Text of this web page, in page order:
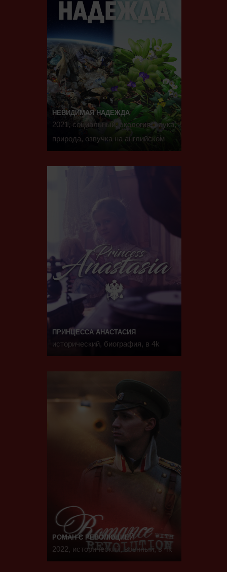
НЕВИДИМАЯ НАДЕЖДА
2021, социальный, экология, наука,
природа, озвучка на английском
ПРИНЦЕССА АНАСТАСИЯ
исторический, биография, в 4k
РОМАН С РЕВОЛЮЦИЕЙ
2022, исторический, военный, в 4k